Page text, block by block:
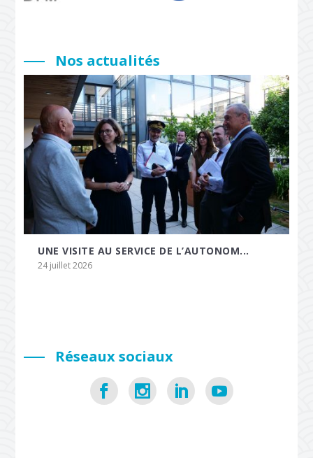
Nos actualités
UNE VISITE AU SERVICE DE L’AUTONOM...
24 juillet 2026
Réseaux sociaux